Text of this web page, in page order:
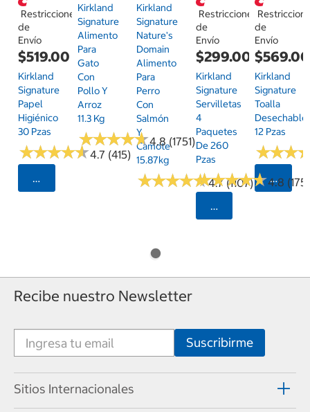
Restricciones
de
Envío
$519.00
Kirkland
Signature
Papel
Higiénico
30 Pzas
★★★★★
★★★★★4.7 (415)
Seleccionar Código Postal
Kirkland
Signature
Alimento
Para
Gato
Con
Pollo Y
Arroz
11.3 Kg
★★★★★
★★★★★4.8 (1751)
Kirkland
Signature
Nature's
Domain
Alimento
Para
Perro
Con
Salmón
Y
Camote
15.87kg
★★★★★
★★★★★4.7 (1107)
Restricciones
de
Envío
$299.00
Kirkland
Signature
Servilletas
4
Paquetes
De 260
Pzas
★★★★★
★★★★★4.8 (175)
Seleccionar
de
Envío
$569.00
Kirkland
Signature
Toalla
Desechable
12 Pzas
★★★
★★★
Recibe nuestro Newsletter
Sitios Internacionales